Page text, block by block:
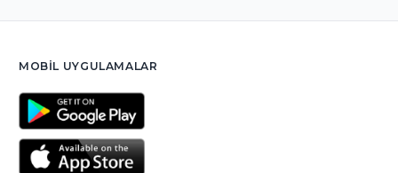
MOBIL UYGULAMALAR